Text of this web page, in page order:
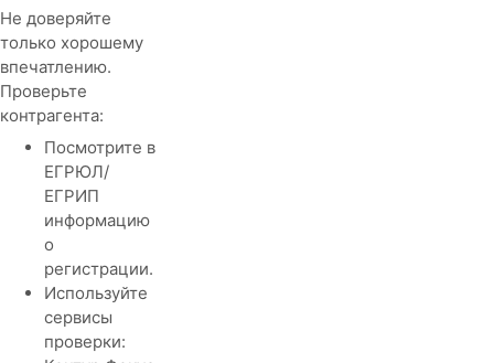
Не доверяйте
только хорошему
впечатлению.
Проверьте
контрагента:
Посмотрите в
ЕГРЮЛ/
ЕГРИП
информацию
о
регистрации.
Используйте
сервисы
проверки: